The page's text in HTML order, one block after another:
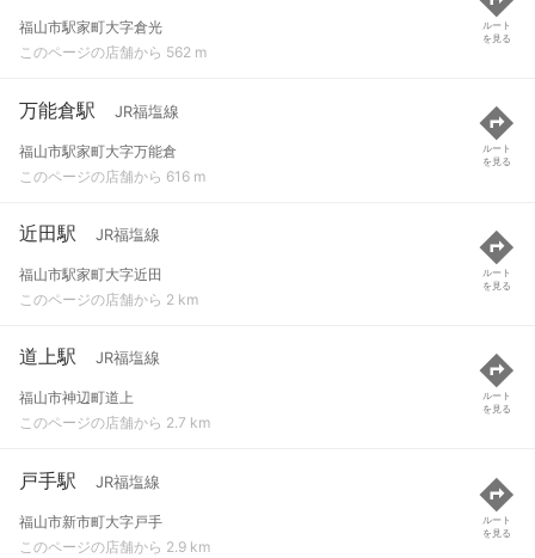
福山市駅家町大字倉光
このページの店舗から 562 m
ルート
を見る
万能倉駅 JR福塩線
福山市駅家町大字万能倉
このページの店舗から 616 m
ルート
を見る
近田駅 JR福塩線
福山市駅家町大字近田
このページの店舗から 2 km
ルート
を見る
道上駅 JR福塩線
福山市神辺町道上
このページの店舗から 2.7 km
ルート
を見る
戸手駅 JR福塩線
福山市新市町大字戸手
このページの店舗から 2.9 km
ルート
を見る